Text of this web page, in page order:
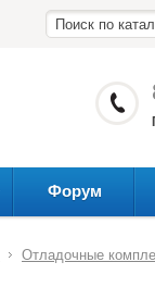
Форум
Отладочные